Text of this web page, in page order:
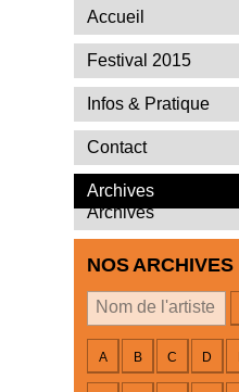
Archives
NOS ARCHIVES
A B C D
Accueil
Festival 2015
Infos & Pratique
Contact
Archives